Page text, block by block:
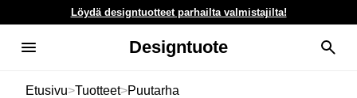
Löydä designtuotteet parhailta valmistajilta!
Designtuote
Etusivu>Tuotteet>Puutarha